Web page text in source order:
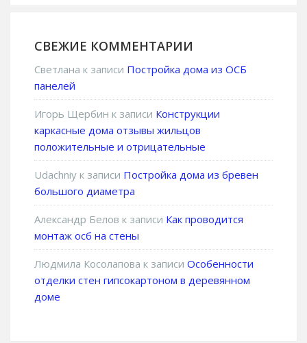
СВЕЖИЕ КОММЕНТАРИИ
Светлана к записи Постройка дома из ОСБ
панелей
Игорь Щербин к записи Конструкции
каркасные дома отзывы жильцов
положительные и отрицательные
Udachniy к записи Постройка дома из бревен
большого диаметра
Александр Белов к записи Как проводится
монтаж осб на стены
Людмила Косолапова к записи Особенности
отделки стен гипсокартоном в деревянном
доме